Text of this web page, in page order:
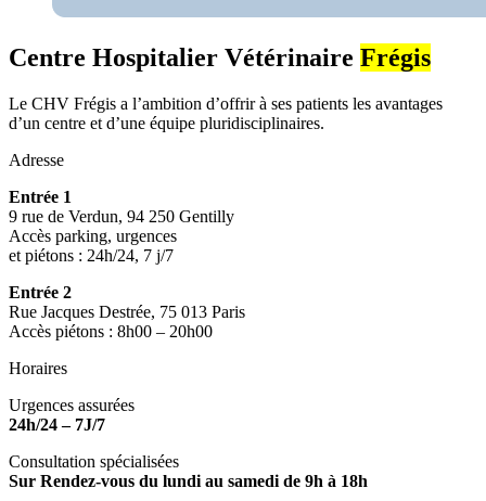
Centre Hospitalier Vétérinaire Frégis
Le CHV Frégis a l’ambition d’offrir à ses patients les avantages
d’un centre et d’une équipe pluridisciplinaires.
Adresse
Entrée 1
9 rue de Verdun, 94 250 Gentilly
Accès parking, urgences
et piétons : 24h/24, 7 j/7
Entrée 2
Rue Jacques Destrée, 75 013 Paris
Accès piétons : 8h00 – 20h00
Horaires
Urgences assurées
24h/24 – 7J/7
Consultation spécialisées
Sur Rendez-vous du lundi au samedi de 9h à 18h